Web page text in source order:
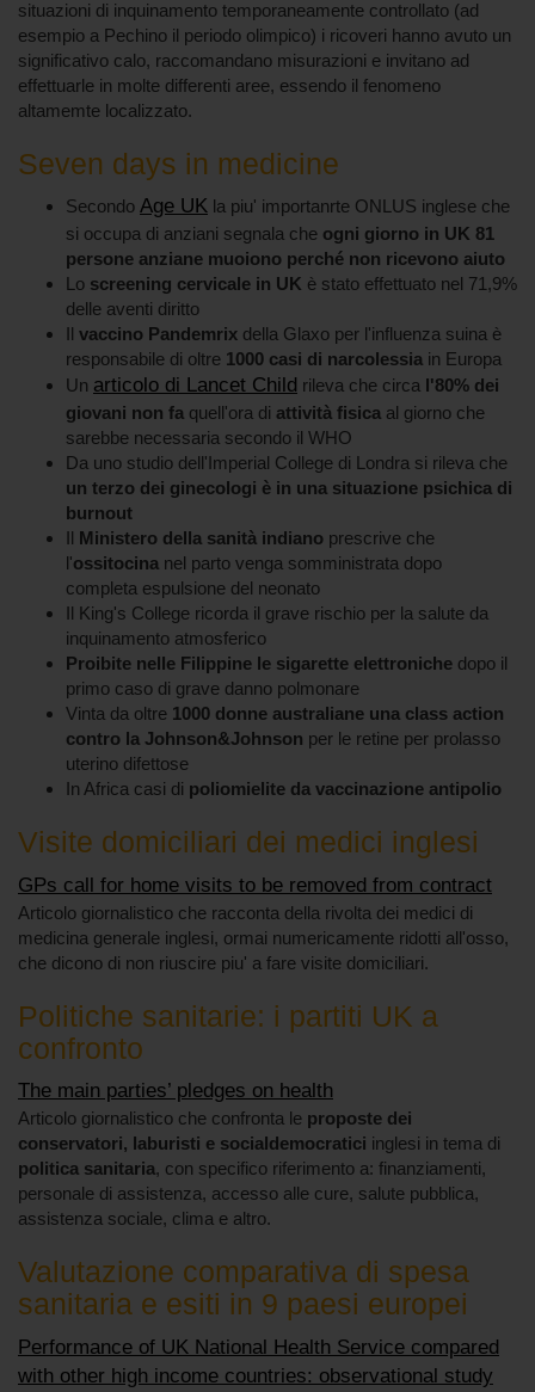
situazioni di inquinamento temporaneamente controllato (ad
esempio a Pechino il periodo olimpico) i ricoveri hanno avuto un
significativo calo, raccomandano misurazioni e invitano ad
effettuarle in molte differenti aree, essendo il fenomeno
altamemte localizzato.
Seven days in medicine
Secondo Age UK la piu' importanrte ONLUS inglese che
si occupa di anziani segnala che ogni giorno in UK 81
persone anziane muoiono perché non ricevono aiuto
Lo screening cervicale in UK è stato effettuato nel 71,9%
delle aventi diritto
Il vaccino Pandemrix della Glaxo per l'influenza suina è
responsabile di oltre 1000 casi di narcolessia in Europa
Un articolo di Lancet Child rileva che circa l'80% dei
giovani non fa quell'ora di attività fisica al giorno che
sarebbe necessaria secondo il WHO
Da uno studio dell'Imperial College di Londra si rileva che
un terzo dei ginecologi è in una situazione psichica di
burnout
Il Ministero della sanità indiano prescrive che
l'ossitocina nel parto venga somministrata dopo
completa espulsione del neonato
Il King's College ricorda il grave rischio per la salute da
inquinamento atmosferico
Proibite nelle Filippine le sigarette elettroniche dopo il
primo caso di grave danno polmonare
Vinta da oltre 1000 donne australiane una class action
contro la Johnson&Johnson per le retine per prolasso
uterino difettose
In Africa casi di poliomielite da vaccinazione antipolio
Visite domiciliari dei medici inglesi
GPs call for home visits to be removed from contract
Articolo giornalistico che racconta della rivolta dei medici di
medicina generale inglesi, ormai numericamente ridotti all'osso,
che dicono di non riuscire piu' a fare visite domiciliari.
Politiche sanitarie: i partiti UK a
confronto
The main parties’ pledges on health
Articolo giornalistico che confronta le proposte dei
conservatori, laburisti e socialdemocratici inglesi in tema di
politica sanitaria, con specifico riferimento a: finanziamenti,
personale di assistenza, accesso alle cure, salute pubblica,
assistenza sociale, clima e altro.
Valutazione comparativa di spesa
sanitaria e esiti in 9 paesi europei
Performance of UK National Health Service compared
with other high income countries: observational study